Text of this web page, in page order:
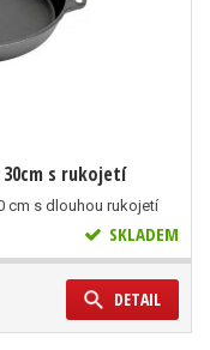
s rukojetí
cm s dlouhou rukojetí
SKLADEM
DETAIL